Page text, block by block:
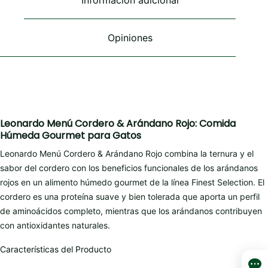
página
página
Opiniones
Leonardo Menú Cordero & Arándano Rojo: Comida
Húmeda Gourmet para Gatos
Leonardo Menú Cordero & Arándano Rojo combina la ternura y el
sabor del cordero con los beneficios funcionales de los arándanos
rojos en un alimento húmedo gourmet de la línea Finest Selection. El
cordero es una proteína suave y bien tolerada que aporta un perfil
de aminoácidos completo, mientras que los arándanos contribuyen
con antioxidantes naturales.
Características del Producto